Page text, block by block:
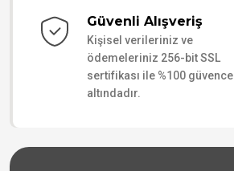
Güvenli Alışveriş
Kişisel verileriniz ve
ödemeleriniz 256-bit SSL
sertifikası ile %100 güvence
altındadır.